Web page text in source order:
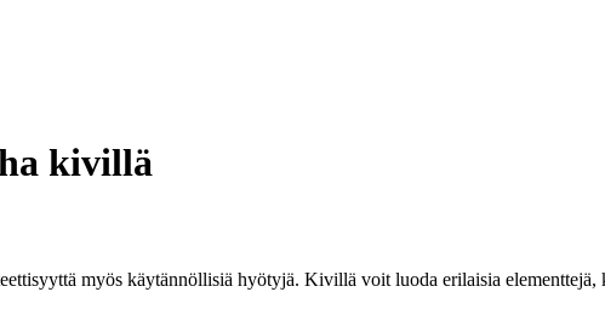
kivillä
myös käytännöllisiä hyötyjä. Kivillä voit luoda erilaisia elementtejä,